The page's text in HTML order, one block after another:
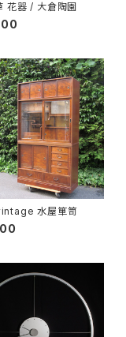
花器 / 大倉陶園
水屋箪笥